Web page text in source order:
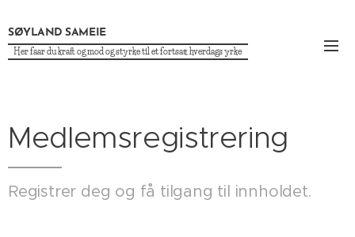
SØYLAND SAMEIE
Her faar du kraft og mod og styrke til et fortsatt hverdags yrke
Medlemsregistrering
Registrer deg og få tilgang til innholdet.